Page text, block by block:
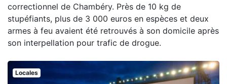
correctionnel de Chambéry. Près de 10 kg de
stupéfiants, plus de 3 000 euros en espèces et deux
armes à feu avaient été retrouvés à son domicile après
son interpellation pour trafic de drogue.
Locales